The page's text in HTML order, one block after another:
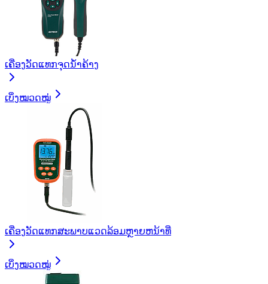
ເຄື່ອງວັດແທກຈຸດນ້ຳຄ້າງ
ເບິ່ງໝວດໝູ່
ເຄື່ອງວັດແທກສະພາບແວດລ້ອມຫຼາຍຫນ້າທີ່
ເບິ່ງໝວດໝູ່